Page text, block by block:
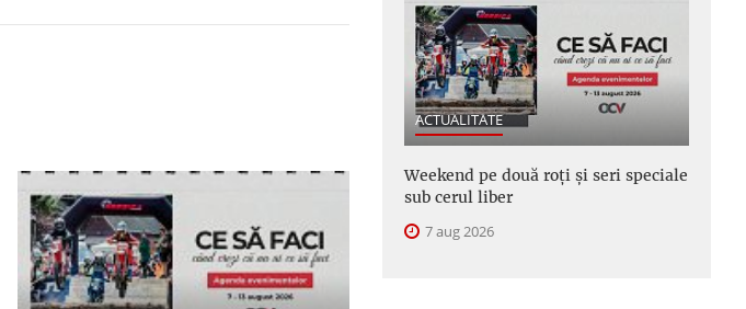
ACTUALITATE
Weekend pe două roți și seri speciale
sub cerul liber
7 aug 2026